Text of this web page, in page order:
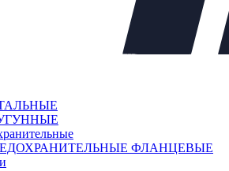
ФЛАНЦЕВЫЕ
количество и параметры
от выбранных характеристик
могут отличаться от изображения